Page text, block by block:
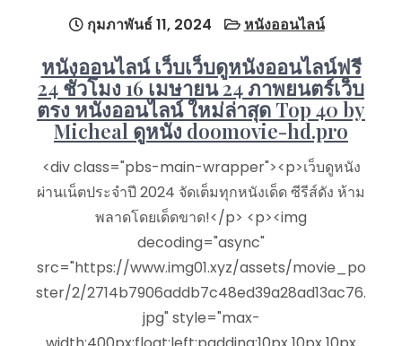
กุมภาพันธ์ 11, 2024 หนังออนไลน์
หนังออนไลน์ เว็บเว็บดูหนังออนไลน์ฟรี
24 ชั่วโมง 16 เมษายน 24 ภาพยนตร์เว็บ
ตรง หนังออนไลน์ ใหม่ล่าสุด Top 40 by
Micheal ดูหนัง doomovie-hd.pro
<div class="pbs-main-wrapper"><p>เว็บดูหนัง
ผ่านเน็ตประจำปี 2024 จัดเต็มทุกหนังเด็ด ซีรีส์ดัง ห้าม
พลาดโดยเด็ดขาด!</p> <p><img
decoding="async"
src="https://www.img01.xyz/assets/movie_po
ster/2/2714b7906addb7c48ed39a28ad13ac76.
jpg" style="max-